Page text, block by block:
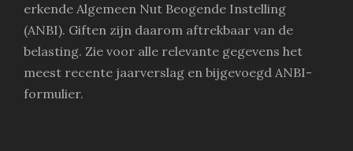
erkende Algemeen Nut Beogende Instelling
(ANBI). Giften zijn daarom aftrekbaar van de
belasting. Zie voor alle relevante gegevens het
meest recente jaarverslag en bijgevoegd ANBI-
formulier.